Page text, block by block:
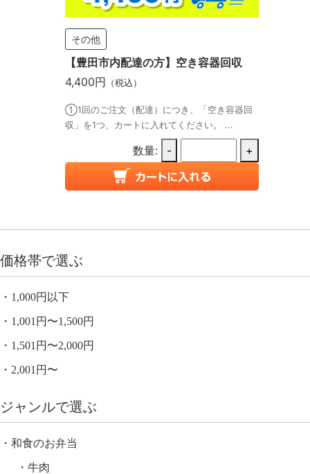
その他
【豊田市内配達の方】空き容器回収
4,400円 （税込）
①1回のご注文（配達）につき、「空き容器回
収」を1つ、カートに入れてください。 ...
数量: - +
価格帯で選ぶ
1,000円以下
1,001円〜1,500円
1,501円〜2,000円
2,001円〜
ジャンルで選ぶ
和食のお弁当
牛肉